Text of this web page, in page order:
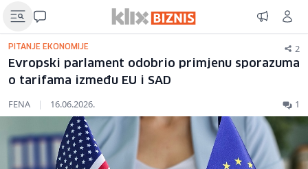
PITANJE EKONOMIJE 2
Evropski parlament odobrio primjenu sporazuma
o tarifama između EU i SAD
FENA | 16.06.2026. 1